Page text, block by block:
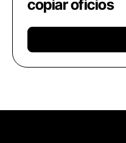
copiar oficios